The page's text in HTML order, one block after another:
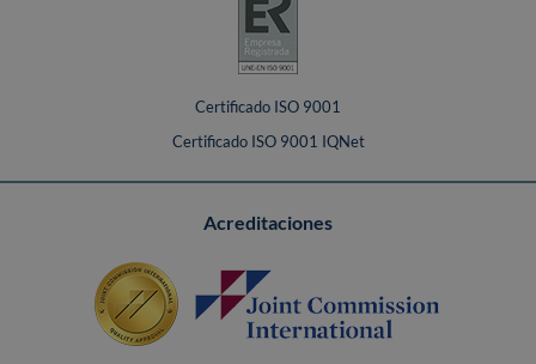
Certificado ISO 9001
Certificado ISO 9001 IQNet
Acreditaciones